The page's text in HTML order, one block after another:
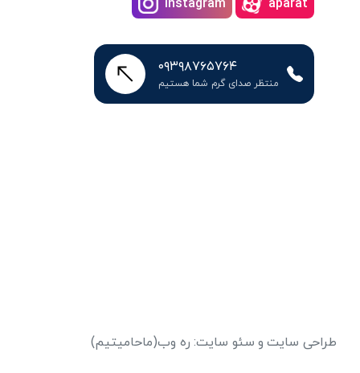
aparat
instagram
۰۹۳۹۸۷۶۵۷۶۴
منتظر صدای گرم شما هستیم
طراحی سایت و سئو سایت: ره وب(ماحامیتیم)